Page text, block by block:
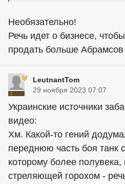
Необязательно!
Речь идет о бизнесе,
продать больше Абрамсов
LeutnantTom
29 ноября 2023 07:07
Украинские источники
видео:
Хм. Какой-то гений
переднюю часть боя танк
которому более полувека,
стреляющей горохом -